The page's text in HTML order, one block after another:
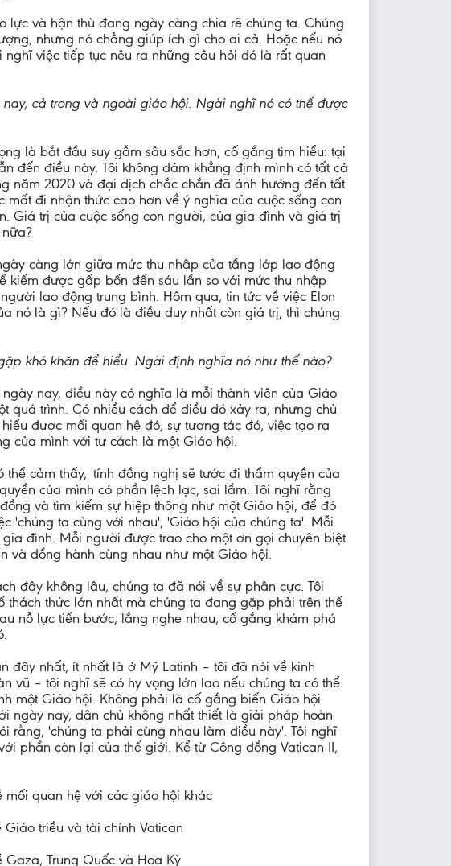
và hận thù đang ngày càng chia rẽ chúng ta. Chúng
nhưng nó chẳng giúp ích gì cho ai cả. Hoặc nếu nó
việc tiếp tục nêu ra những câu hỏi đó là rất quan
cả trong và ngoài giáo hội. Ngài nghĩ nó có thể được
là bắt đầu suy gẫm sâu sắc hơn, cố gắng tìm hiểu: tại
đến điều này. Tôi không dám khẳng định mình có tất cả
năm 2020 và đại dịch chắc chắn đã ảnh hưởng đến tất
đi nhận thức cao hơn về ý nghĩa của cuộc sống con
Giá trị của cuộc sống con người, của gia đình và giá trị
càng lớn giữa mức thu nhập của tầng lớp lao động
kiếm được gấp bốn đến sáu lần so với mức thu nhập
lao động trung bình. Hôm qua, tin tức về việc Elon
nó là gì? Nếu đó là điều duy nhất còn giá trị, thì chúng
khó khăn để hiểu. Ngài định nghĩa nó như thế nào?
nay, điều này có nghĩa là mỗi thành viên của Giáo
quá trình. Có nhiều cách để điều đó xảy ra, nhưng chủ
được mối quan hệ đó, sự tương tác đó, việc tạo ra
của mình với tư cách là một Giáo hội.
cảm thấy, 'tính đồng nghị sẽ tước đi thẩm quyền của
của mình có phần lệch lạc, sai lầm. Tôi nghĩ rằng
và tìm kiếm sự hiệp thông như một Giáo hội, để đó
'chúng ta cùng với nhau', 'Giáo hội của chúng ta'. Mỗi
đình. Mỗi người được trao cho một ơn gọi chuyên biệt
và đồng hành cùng nhau như một Giáo hội.
đây không lâu, chúng ta đã nói về sự phân cực. Tôi
thức lớn nhất mà chúng ta đang gặp phải trên thế
nỗ lực tiến bước, lắng nghe nhau, cố gắng khám phá
đây nhất, ít nhất là ở Mỹ Latinh – tôi đã nói về kinh
vũ – tôi nghĩ sẽ có hy vọng lớn lao nếu chúng ta có thể
một Giáo hội. Không phải là cố gắng biến Giáo hội
ngày nay, dân chủ không nhất thiết là giải pháp hoàn
rằng, 'chúng ta phải cùng nhau làm điều này'. Tôi nghĩ
phần còn lại của thế giới. Kể từ Công đồng Vatican II,
mối quan hệ với các giáo hội khác
triều và tài chính Vatican
Gaza, Trung Quốc và Hoa Kỳ